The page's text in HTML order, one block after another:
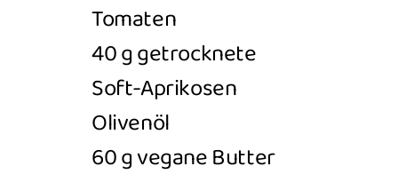
Tomaten
40 ggetrocknete
Soft-Aprikosen
Olivenöl
60 g vegane Butter